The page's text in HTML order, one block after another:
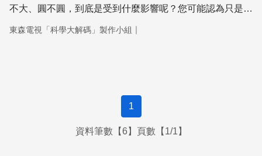
不大、圓不圓，到底是受到什麼影響呢？您可能認為只是單
東森電視「科學大解碼」製作小組 ｜
1
資料筆數【6】頁數【1/1】